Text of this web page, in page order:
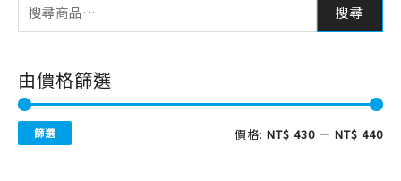
搜尋
由價格篩選
篩選 價格: NT$ 430 — NT$ 440